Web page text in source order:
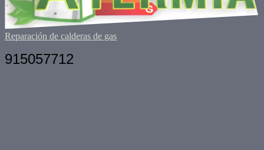
Reparación de calderas de gas
915057712